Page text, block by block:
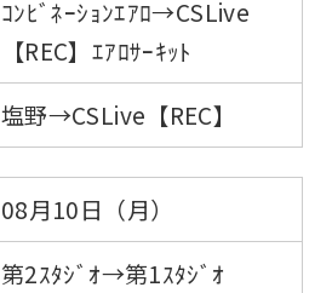
ｺﾝﾋﾞﾈｰｼｮﾝｴｱﾛ→CSLive
【REC】ｴｱﾛｻｰｷｯﾄ
塩野→CSLive【REC】
08月10日（月）
第2ｽﾀｼﾞｵ→第1ｽﾀｼﾞｵ